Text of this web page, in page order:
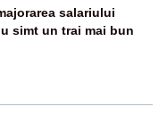
salariului
simt un trai mai bun